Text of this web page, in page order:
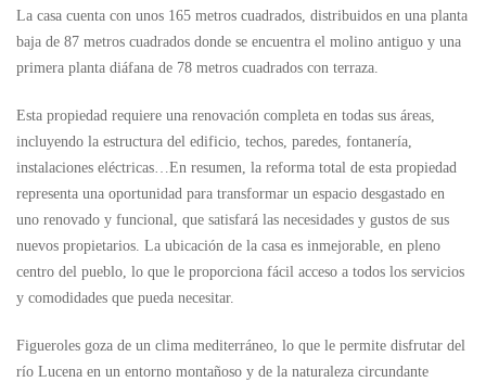
La casa cuenta con unos 165 metros cuadrados, distribuidos en una planta
baja de 87 metros cuadrados donde se encuentra el molino antiguo y una
primera planta diáfana de 78 metros cuadrados con terraza.
Esta propiedad requiere una renovación completa en todas sus áreas,
incluyendo la estructura del edificio, techos, paredes, fontanería,
instalaciones eléctricas…En resumen, la reforma total de esta propiedad
representa una oportunidad para transformar un espacio desgastado en
uno renovado y funcional, que satisfará las necesidades y gustos de sus
nuevos propietarios. La ubicación de la casa es inmejorable, en pleno
centro del pueblo, lo que le proporciona fácil acceso a todos los servicios
y comodidades que pueda necesitar.
Figueroles goza de un clima mediterráneo, lo que le permite disfrutar del
río Lucena en un entorno montañoso y de la naturaleza circundante